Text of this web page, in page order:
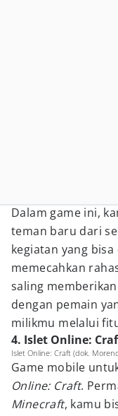
Dalam game ini,
teman baru dari
kegiatan yang
memecahkan
saling
dengan pemain
milikmu melalui
4. Islet Online:
Islet Online: Craft (dok.
Game mobile
Online: Craft.
Minecraft, kamu